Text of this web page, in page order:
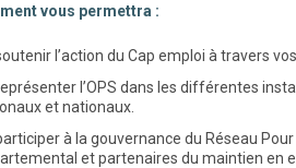
vous permettra :
l’action du Cap emploi à travers
l’OPS dans les différentes
et nationaux.
à la gouvernance du Réseau
et partenaires du maintien en